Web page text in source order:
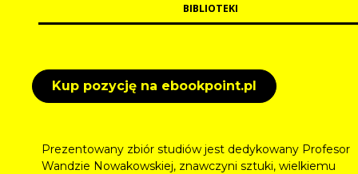
BIBLIOTEKI
Kup pozycję na ebookpoint.pl
Prezentowany zbiór studiów jest dedykowany Profesor
Wandzie Nowakowskiej, znawczyni sztuki, wielkiemu